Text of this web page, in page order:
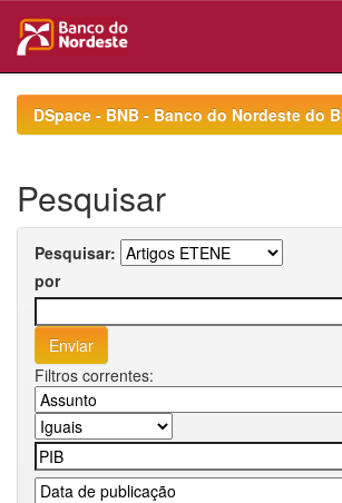
navigationDSpace - BNB - Banco do Nordeste do
Pesquisar
Pesquisar:
por
Filtros correntes: